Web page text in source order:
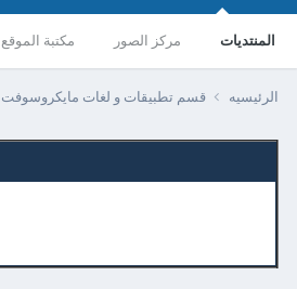
المنتديات مركز الصور مكتبة الموقع
الرئيسيه قسم تطبيقات و لغات مايكروسوفت